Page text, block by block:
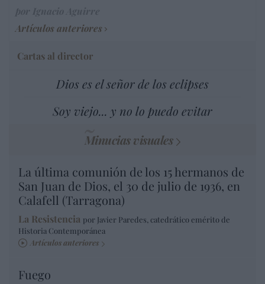
Artículos anteriores
Cartas al director
Dios es el señor de los eclipses
Soy viejo... y no lo puedo evitar
Minucias visuales
La última comunión de los 15 hermanos de
San Juan de Dios, el 30 de julio de 1936, en
Calafell (Tarragona)
La Resistencia por Javier Paredes, catedrático emérito de
Historia Contemporánea
Artículos anteriores
Fuego